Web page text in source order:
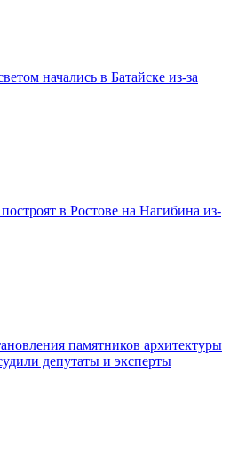
начались в Батайске из-за
в Ростове на Нагибина из-
памятников архитектуры
депутаты и эксперты